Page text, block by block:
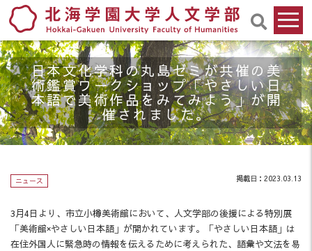
日本文化学科の丸島ゼミが共催の美
術鑑賞ワークショップ「やさしい日
本語で美術作品をみてみよう」が開
催されました。
ニュース 掲載日：2023.03.13
3月4日より、市立小樽美術館において、人文学部の後援による特別展
「美術館×やさしい日本語」が開かれています。「やさしい日本語」は
在住外国人に緊急時の情報を伝えるために考えられた、語彙や文法を易